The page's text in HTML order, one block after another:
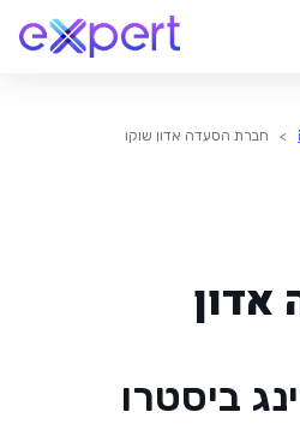
> חברת הסעדה אדון שוקו
ביסטרו